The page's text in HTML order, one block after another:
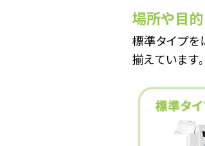
場所や目的
標準タイプを
揃えています